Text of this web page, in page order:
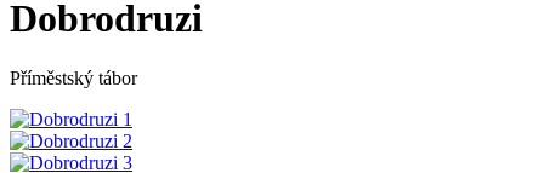
Dobrodruzi
Příměstský tábor